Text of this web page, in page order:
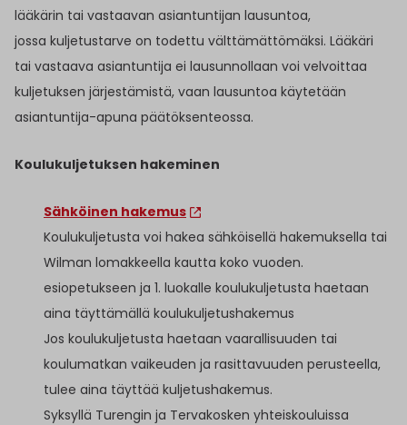
lääkärin tai vastaavan asiantuntijan lausuntoa,
jossa kuljetustarve on todettu välttämättömäksi. Lääkäri
tai vastaava asiantuntija ei lausunnollaan voi velvoittaa
kuljetuksen järjestämistä, vaan lausuntoa käytetään
asiantuntija-apuna päätöksenteossa.
Koulukuljetuksen hakeminen
Sähköinen hakemus
Koulukuljetusta voi hakea sähköisellä hakemuksella tai
Wilman lomakkeella kautta koko vuoden.
esiopetukseen ja 1. luokalle koulukuljetusta haetaan
aina täyttämällä koulukuljetushakemus
Jos koulukuljetusta haetaan vaarallisuuden tai
koulumatkan vaikeuden ja rasittavuuden perusteella,
tulee aina täyttää kuljetushakemus.
Syksyllä Turengin ja Tervakosken yhteiskouluissa